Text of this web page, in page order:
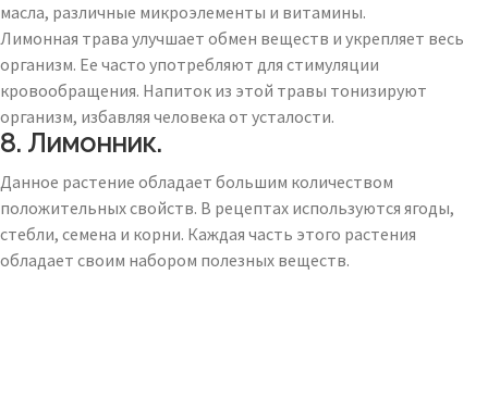
масла, различные микроэлементы и витамины.
Лимонная трава улучшает обмен веществ и укрепляет весь
организм. Ее часто употребляют для стимуляции
кровообращения. Напиток из этой травы тонизируют
организм, избавляя человека от усталости.
8. Лимонник.
Данное растение обладает большим количеством
положительных свойств. В рецептах используются ягоды,
стебли, семена и корни. Каждая часть этого растения
обладает своим набором полезных веществ.